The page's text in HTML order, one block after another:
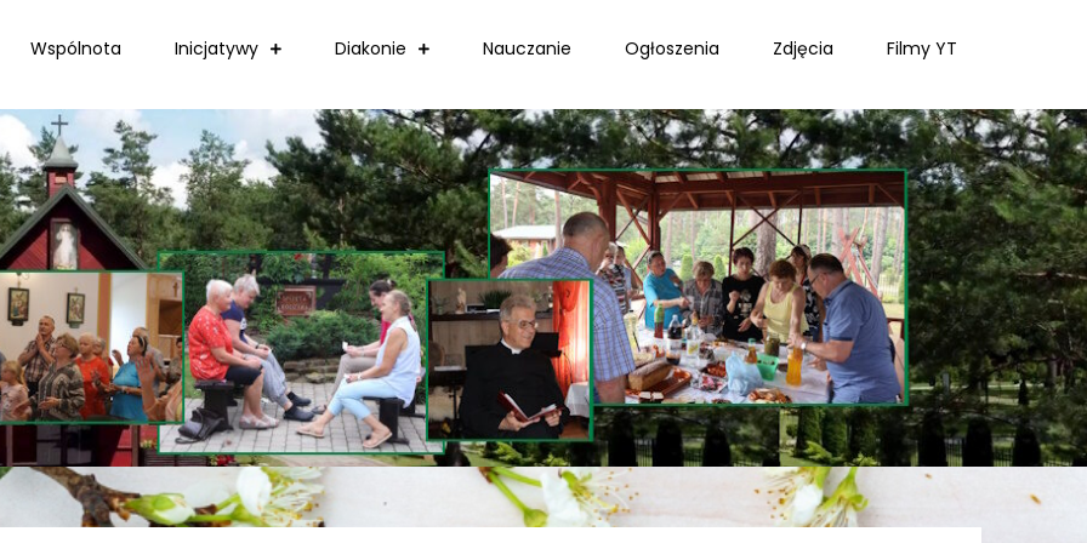
Wspólnota Inicjatywy Diakonie Nauczanie Ogłoszenia Zdjęcia Filmy YT